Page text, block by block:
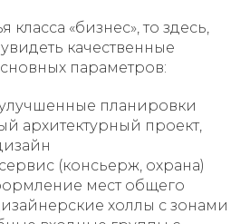
класса «бизнес», то здесь,
качественные
параметров:
улучшенные планировки
архитектурный проект,
(консьерж, охрана)
мест общего
холлы с зонами